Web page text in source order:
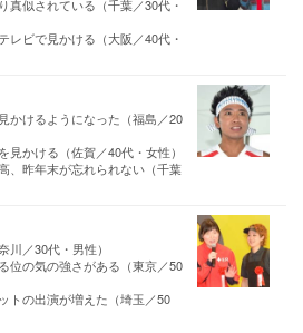
真似されている（千葉／30代・
レビで見かける（大阪／40代・
かけるようになった（福島／20
見かける（佐賀／40代・女性）
、昨年末が忘れられない（千葉
川／30代・男性）
位の気の強さがある（東京／50
トの出演が増えた（埼玉／50